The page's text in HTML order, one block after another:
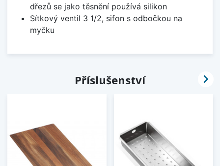
dřezů se jako těsnění používá silikon
Sítkový ventil 3 1/2, sifon s odbočkou na
myčku
Příslušenství 